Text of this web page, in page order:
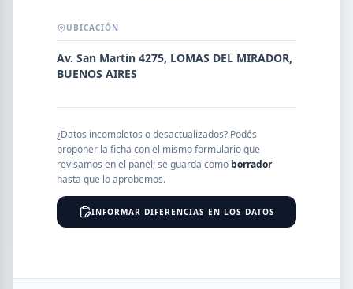
NOMBRE
PROVINCIA
UBICACIÓN
Av. San Martin 4275, LOMAS DEL MIRADOR,
BUENOS AIRES
¿Datos incompletos o desactualizados? Podés
proponer la ficha con el mismo formulario que
revisamos en el panel; se guarda como borrador
hasta que lo aprobemos.
INFORMAR DIFERENCIAS EN LOS DATOS